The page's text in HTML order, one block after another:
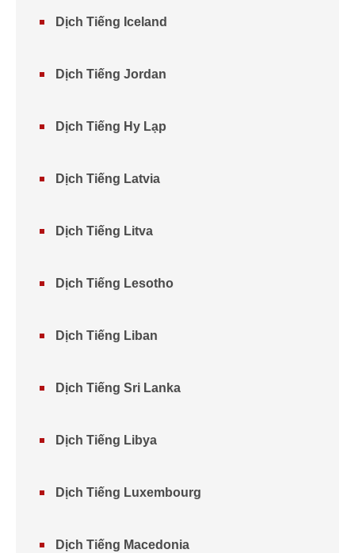
Dịch Tiếng Iceland
Dịch Tiếng Jordan
Dịch Tiếng Hy Lạp
Dịch Tiếng Latvia
Dịch Tiếng Litva
Dịch Tiếng Lesotho
Dịch Tiếng Liban
Dịch Tiếng Sri Lanka
Dịch Tiếng Libya
Dịch Tiếng Luxembourg
Dịch Tiếng Macedonia